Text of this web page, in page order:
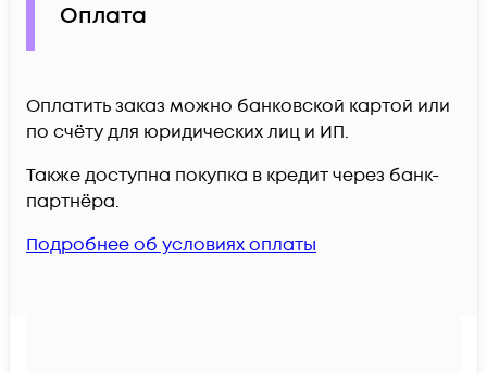
Оплата
Оплатить заказ можно банковской картой или
по счёту для юридических лиц и ИП.
Также доступна покупка в кредит через банк-
партнёра.
Подробнее об условиях оплаты